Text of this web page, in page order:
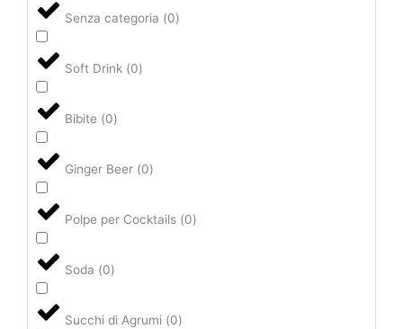
Senza categoria (0)
Soft Drink (0)
Bibite (0)
Ginger Beer (0)
Polpe per Cocktails (0)
Soda (0)
Succhi di Agrumi (0)